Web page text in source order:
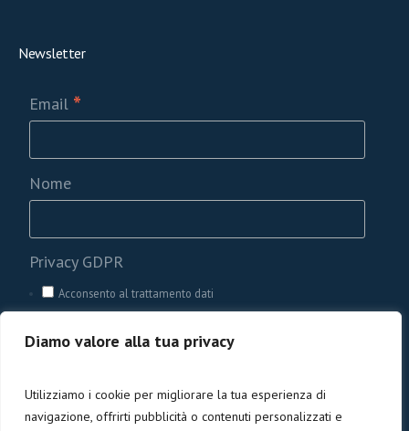
Diamo valore alla tua privacy
Utilizziamo i cookie per migliorare la tua esperienza di
navigazione, offrirti pubblicità o contenuti personalizzati e
Newsletter
Email *
Nome
Privacy GDPR
Acconsento al trattamento dati